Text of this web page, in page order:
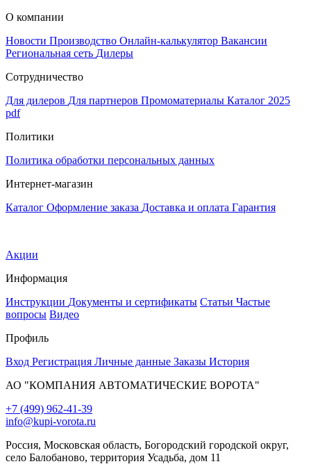
О компании
Новости Производство Онлайн-калькулятор Вакансии
Региональная сеть Дилеры
Сотрудничество
Для дилеров Для партнеров Промоматериалы Каталог 2025
pdf
Политики
Политика обработки персональных данных
Интернет-магазин
Каталог Оформление заказа Доставка и оплата Гарантия
Акции
Информация
Инструкции Документы и сертификаты Статьи Частые
вопросы Видео
Профиль
Вход Регистрация Личные данные Заказы История
АО "КОМПАНИЯ АВТОМАТИЧЕСКИЕ ВОРОТА"
+7 (499) 962-41-39
info@kupi-vorota.ru
Россия, Московская область, Богородский городской округ,
село Балобаново, территория Усадьба, дом 11